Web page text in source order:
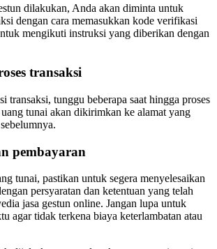
dilakukan, Anda akan diminta untuk
dengan cara memasukkan kode verifikasi
mengikuti instruksi yang diberikan dengan
transaksi
transaksi, tunggu beberapa saat hingga proses
uang tunai akan dikirimkan ke alamat yang
pembayaran
tunai, pastikan untuk segera menyelesaikan
persyaratan dan ketentuan yang telah
jasa gestun online. Jangan lupa untuk
agar tidak terkena biaya keterlambatan atau